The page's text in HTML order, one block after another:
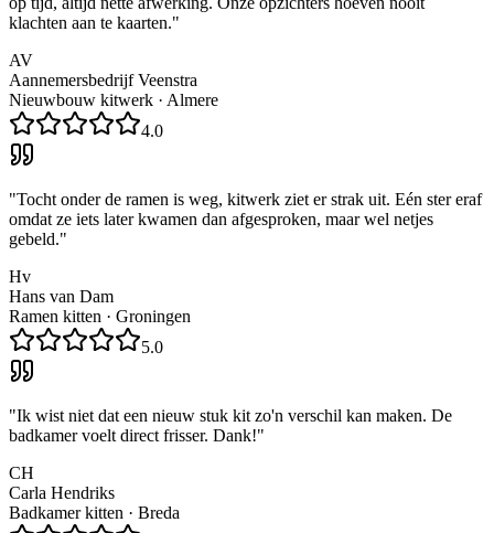
klachten aan te kaarten."
AV
Aannemersbedrijf Veenstra
Nieuwbouw kitwerk · Almere
4.0
"Tocht onder de ramen is weg, kitwerk ziet er strak uit. Eén ster eraf
omdat ze iets later kwamen dan afgesproken, maar wel netjes
gebeld."
Hv
Hans van Dam
Ramen kitten · Groningen
5.0
"Ik wist niet dat een nieuw stuk kit zo'n verschil kan maken. De
badkamer voelt direct frisser. Dank!"
CH
Carla Hendriks
Badkamer kitten · Breda